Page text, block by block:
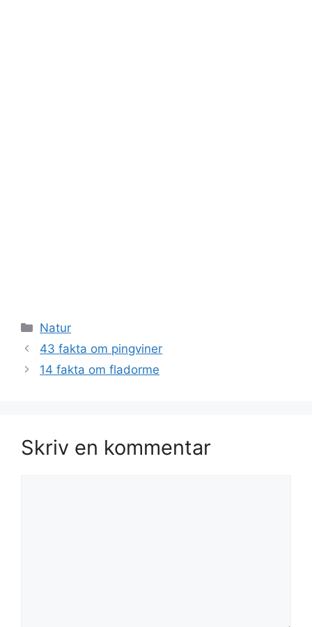
Kategorier
Natur
43 fakta om pingviner
14 fakta om fladorme
Skriv en kommentar